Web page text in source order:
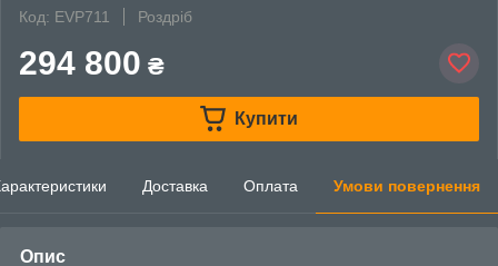
Код: EVP711
Роздріб
294 800 ₴
Купити
Доставка Оплата Умови повернення
Опис